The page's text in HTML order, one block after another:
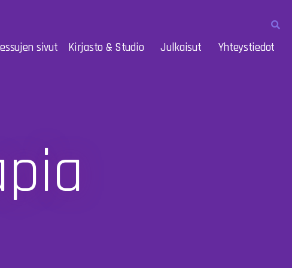
sivut Kirjasto & Studio Julkaisut Yhteystiedot